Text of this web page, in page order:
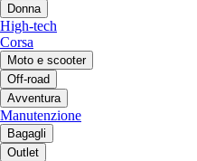
Donna
High-tech
Corsa
Moto e scooter
Off-road
Avventura
Manutenzione
Bagagli
Outlet